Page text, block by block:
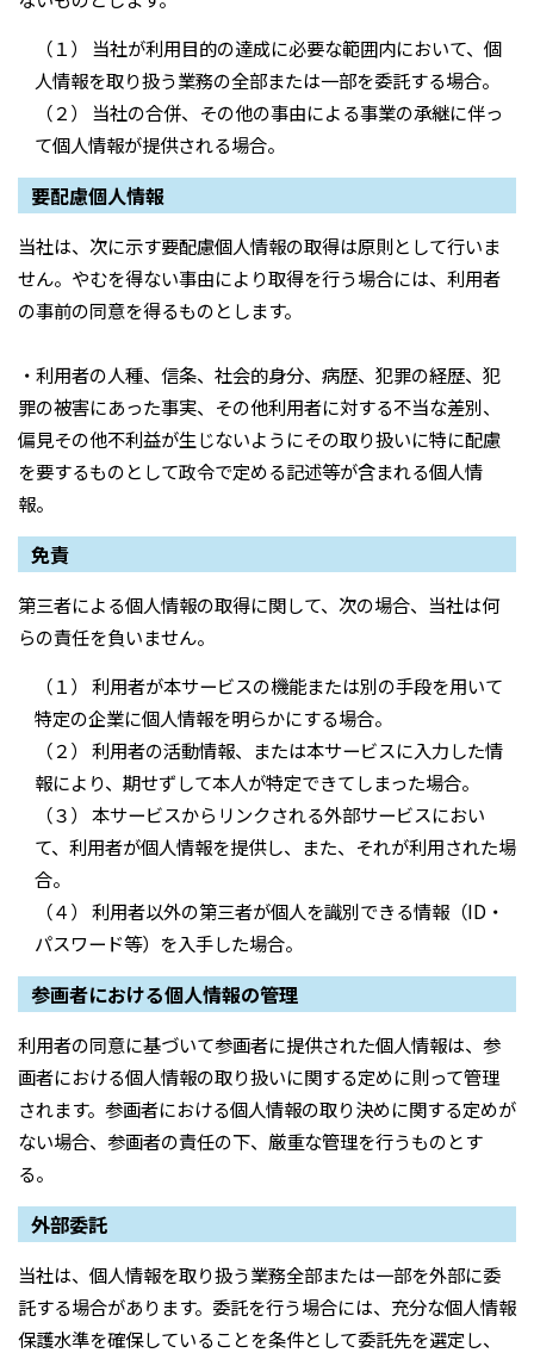
（１） 当社が利用目的の達成に必要な範囲内において、個
人情報を取り扱う業務の全部または一部を委託する場合。
（２） 当社の合併、その他の事由による事業の承継に伴っ
て個人情報が提供される場合。
要配慮個人情報
当社は、次に示す要配慮個人情報の取得は原則として行いま
せん。やむを得ない事由により取得を行う場合には、利用者
の事前の同意を得るものとします。
・利用者の人種、信条、社会的身分、病歴、犯罪の経歴、犯
罪の被害にあった事実、その他利用者に対する不当な差別、
偏見その他不利益が生じないようにその取り扱いに特に配慮
を要するものとして政令で定める記述等が含まれる個人情
報。
免責
第三者による個人情報の取得に関して、次の場合、当社は何
らの責任を負いません。
（１） 利用者が本サービスの機能または別の手段を用いて
特定の企業に個人情報を明らかにする場合。
（２） 利用者の活動情報、または本サービスに入力した情
報により、期せずして本人が特定できてしまった場合。
（３） 本サービスからリンクされる外部サービスにおい
て、利用者が個人情報を提供し、また、それが利用された場
合。
（４） 利用者以外の第三者が個人を識別できる情報（ID・
パスワード等）を入手した場合。
参画者における個人情報の管理
利用者の同意に基づいて参画者に提供された個人情報は、参
画者における個人情報の取り扱いに関する定めに則って管理
されます。参画者における個人情報の取り決めに関する定めが
ない場合、参画者の責任の下、厳重な管理を行うものとす
る。
外部委託
当社は、個人情報を取り扱う業務全部または一部を外部に委
託する場合があります。委託を行う場合には、充分な個人情報
保護水準を確保していることを条件として委託先を選定し、